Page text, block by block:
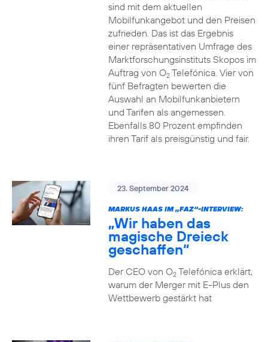
sind mit dem aktuellen
Mobilfunkangebot und den Preisen
zufrieden. Das ist das Ergebnis
einer repräsentativen Umfrage des
Marktforschungsinstituts Skopos im
Auftrag von O2Telefónica. Vier von
fünf Befragten bewerten die
Auswahl an Mobilfunkanbietern
und Tarifen als angemessen.
Ebenfalls 80 Prozent empfinden
ihren Tarif als preisgünstig und fair.
23. September 2024
MARKUS HAAS IM „FAZ“-INTERVIEW:
„Wir haben das
magische Dreieck
geschaffen“
Der CEO von O2Telefónica erklärt,
warum der Merger mit E-Plus den
Wettbewerb gestärkt hat